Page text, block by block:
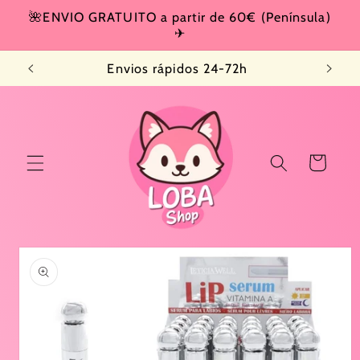
directamente
🌺ENVIO GRATUITO a partir de 60€ (Península)
✈
Envios rápidos 24-72h
Carrito
directamente
información